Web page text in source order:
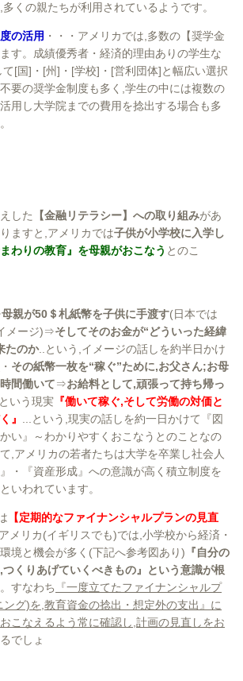
多くの親たちが利用されているようです。
の活用 ・・・アメリカでは,多数の【奨学金
す。成績優秀者・経済的理由ありの学生な
[国]・[州]・[学校]・[営利団体]と幅広い選択
要の奨学金制度も多く,学生の中には複数の
用し大学院までの費用を捻出する場合も多
。
・・
した 【金融リテラシー】への取り組みがあ
ますと,アメリカでは子供が小学校に入学し
まわりの教育』を母親がおこなう とのこ
...。
母親が50＄札紙幣を子供に手渡す(日本では
メージ)⇒そしてそのお金が“どういった経緯
たのか..という,イメージの話しを約半日かけ
・ その紙幣一枚を“稼ぐ”ために,お父さん;お母
間働いて⇒お給料として,頑張って持ち帰っ
という現実 『働いて稼ぐ,そして労働の対価と
』
...という,現実の話しを約一日かけて『図
い』～わかりやすくおこなうとのことなの
,アメリカの若者たちは大学を卒業し社会人
・『資産形成』への意識が高く積立制度を
いわれています。
【定期的なファイナンシャルプランの見直
メリカ(イギリスでも)では,小学校から経済・
境と機会が多く(下記へ参考図あり) 『自分の
くりあげていくべきもの』という意識が根
すなわち
『一度立てたファイナンシャルプ
グ)を,教育資金の捻出・想定外の支出』に
こなえるよう常に確認し,計画の見直しをお
でしょ
。